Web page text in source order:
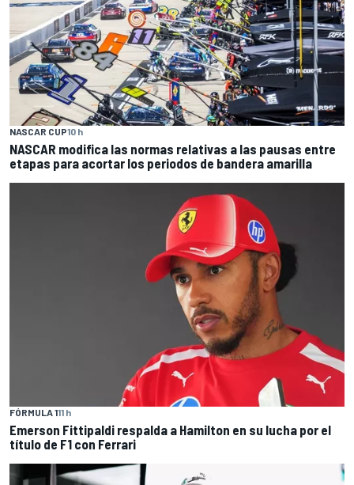
NASCAR CUP10 h
NASCAR modifica las normas relativas a las pausas entre
etapas para acortar los periodos de bandera amarilla
FÓRMULA 111 h
Emerson Fittipaldi respalda a Hamilton en su lucha por el
título de F1 con Ferrari